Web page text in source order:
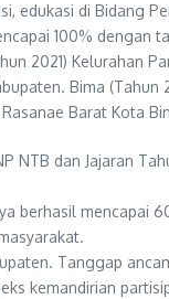
edukasi di Bidang
100% dengan
2021) Kelurahan
Bima
Barat Kota
NTB dan Jajaran
berhasil mencapai
Tanggap
kemandirian